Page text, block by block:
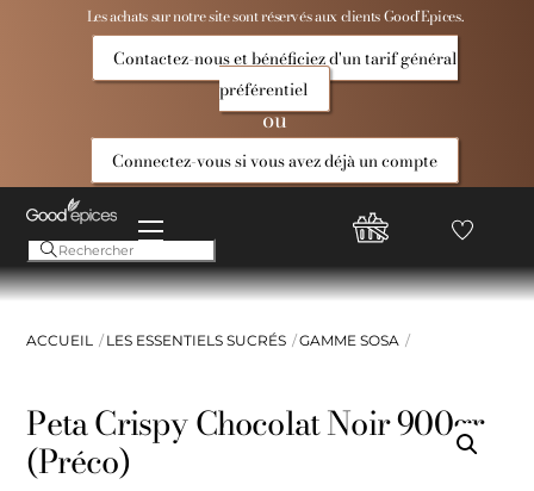
Les achats sur notre site sont réservés aux clients Good’Epices.
Contactez-nous et bénéficiez d'un tarif général
préférentiel
ou
Connectez-vous si vous avez déjà un compte
Menu
Compte
Good
Favoris
ACCUEIL LES ESSENTIELS SUCRÉS GAMME SOSA
Peta Crispy Chocolat Noir 900gr
(Préco)